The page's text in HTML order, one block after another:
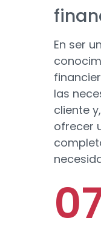
En ser
las
cliente
ofrecer